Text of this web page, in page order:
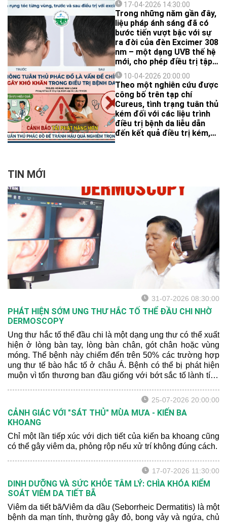
17-04-2026 14:30:00
Trong những năm gần đây,
liệu pháp ánh sáng đã có
bước tiến vượt bậc với sự
ra đời của đèn Excimer 308
nm – một dạng UVB thế hệ
mới, cho phép điều trị tập
trung chính xác vào vùng
da bệnh, nâng cao hiệu quả
và hạn chế tác dụng phụ.
10-04-2026 20:00:00
Theo một nghiên cứu được
công bố trên tạp chí
Cureus, tình trạng tuân thủ
kém đối với các liệu trình
điều trị bệnh da liễu dẫn
đến kết quả điều trị kém,
TIN MỚI
31-07-2026 08:30:00
PHÁT HIỆN SỚM UNG THƯ HẮC TỐ THỂ ĐẦU CHI NHỜ
DERMOSCOPY
Ung thư hắc tố thể đầu chi là một dạng ung thư có thể xuất
hiện ở lòng bàn tay, lòng bàn chân, gót chân hoặc vùng
móng. Thể bệnh này chiếm đến trên 50% các trường hợp
ung thư tế bào hắc tố ở châu Á. Bệnh có thể bị phát hiện
muộn vì tổn thương ban đầu giống với bớt sắc tố lành tính
25-07-2026 20:00:00
CẢNH GIÁC VỚI "SÁT THỦ" MÙA MƯA - KIẾN BA
KHOANG
Chỉ một lần tiếp xúc với dịch tiết của kiến ba khoang cũng
có thể gây viêm da, phỏng rộp nếu xử trí không đúng cách.
17-07-2026 11:30:00
DINH DƯỠNG VÀ SỨC KHỎE TÂM LÝ: CHÌA KHÓA KIỂM
SOÁT VIÊM DA TIẾT BÃ
Viêm da tiết bã/Viêm da dầu (Seborrheic Dermatitis) là một
bệnh da mạn tính, thường gây đỏ, bong vảy và ngứa, chủ